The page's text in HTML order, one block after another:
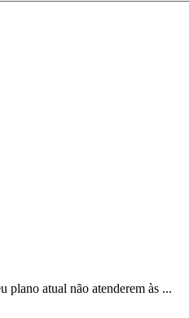
plano atual não atenderem às ...